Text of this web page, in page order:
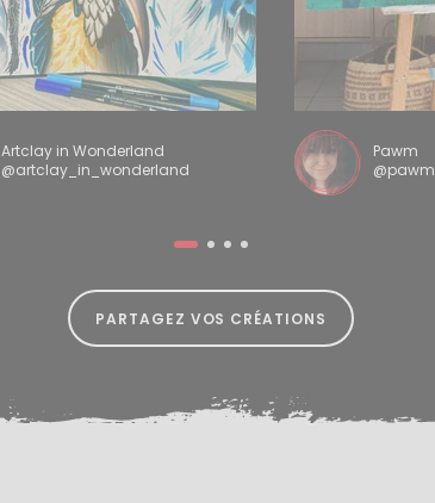
Artclay in Wonderland
@artclay_in_wonderland
Pawm
PARTAGEZ VOS CRÉATIONS